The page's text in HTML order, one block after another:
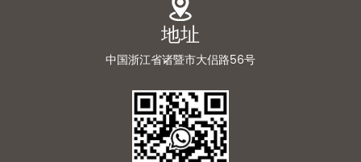
地址
中国浙江省诸暨市大侣路56号